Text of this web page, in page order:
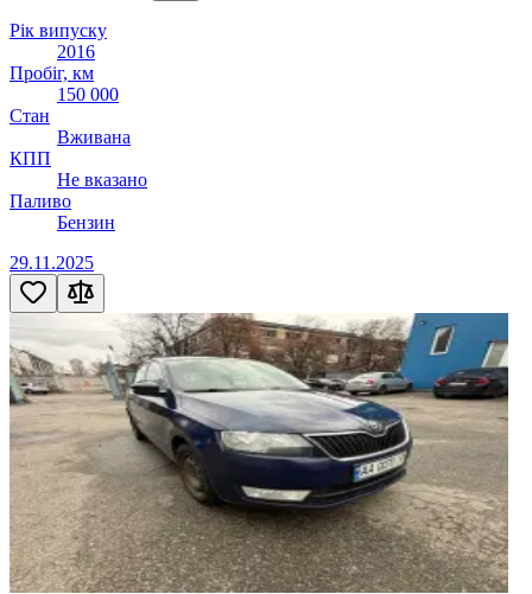
Рік випуску
2016
Пробіг, км
150 000
Стан
Вживана
КПП
Не вказано
Паливо
Бензин
29.11.2025